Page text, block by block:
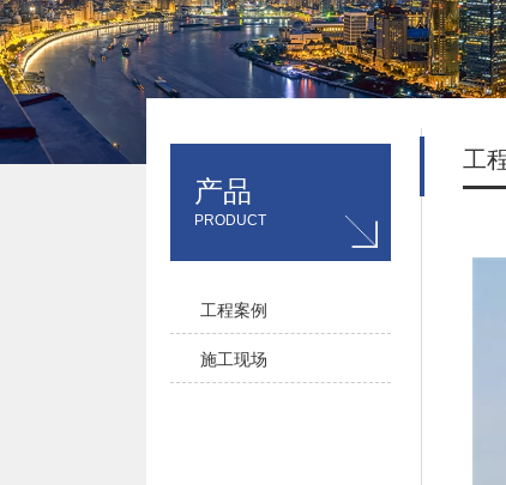
产品
PRODUCT
工程案例
施工现场
工